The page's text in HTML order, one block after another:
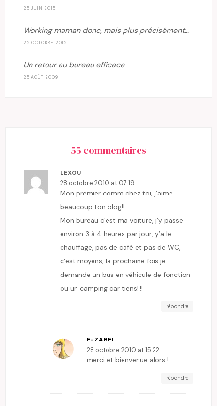
25 JUIN 2015
Working maman donc, mais plus précisément…
22 OCTOBRE 2012
Un retour au bureau efficace
25 AOÛT 2009
55 commentaires
LEXOU
28 octobre 2010 at 07:19
Mon premier comm chez toi, j’aime
beaucoup ton blog!!
Mon bureau c’est ma voiture, j’y passe
environ 3 à 4 heures par jour, y’a le
chauffage, pas de café et pas de WC,
c’est moyens, la prochaine fois je
demande un bus en véhicule de fonction
ou un camping car tiens!!!!
répondre
E-ZABEL
28 octobre 2010 at 15:22
merci et bienvenue alors !
répondre